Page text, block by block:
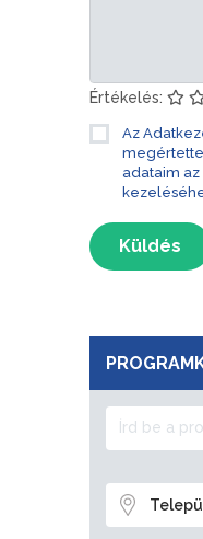
Értékelés:
Az
adataim
Küldés